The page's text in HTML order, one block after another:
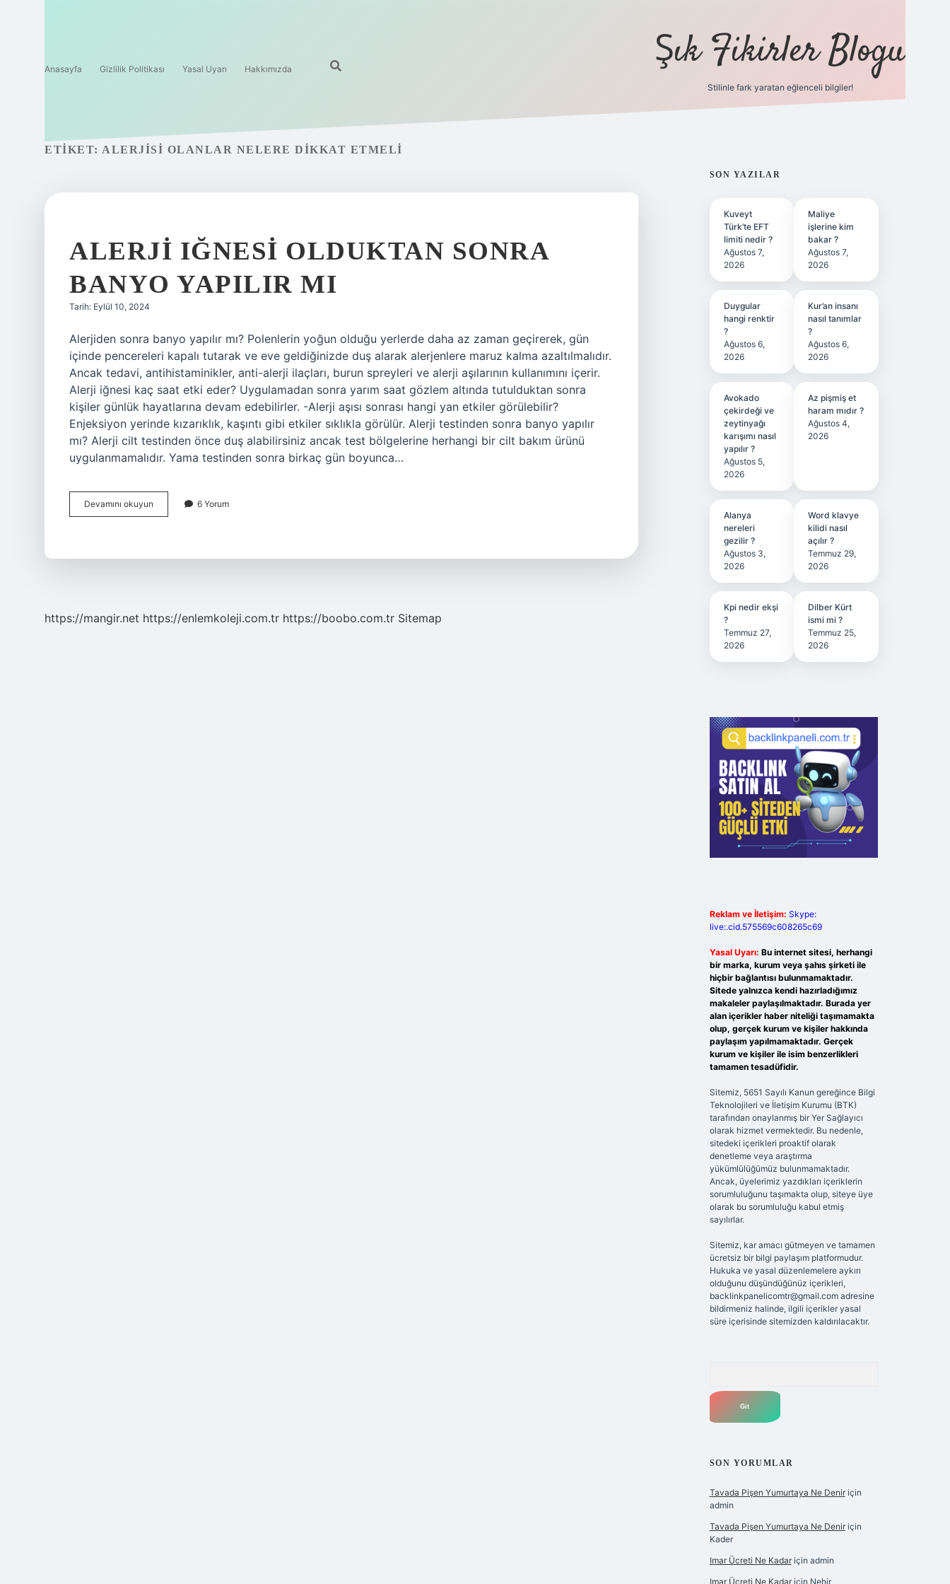
Anasayfa Gizlilik Politikası Yasal Uyarı Hakkımızda Şık Fikirler Blogu
Stilinle fark yaratan eğlenceli bilgiler!
ETIKET: ALERJISI OLANLAR NELERE DIKKAT ETMELI
ALERJI IĞNESI OLDUKTAN SONRA
BANYO YAPILIR MI
Tarih: Eylül 10, 2024
Alerjiden sonra banyo yapılır mı? Polenlerin yoğun olduğu yerlerde daha az zaman geçirerek, gün
içinde pencereleri kapalı tutarak ve eve geldiğinizde duş alarak alerjenlere maruz kalma azaltılmalıdır.
Ancak tedavi, antihistaminikler, anti-alerji ilaçları, burun spreyleri ve alerji aşılarının kullanımını içerir.
Alerji iğnesi kaç saat etki eder? Uygulamadan sonra yarım saat gözlem altında tutulduktan sonra
kişiler günlük hayatlarına devam edebilirler. -Alerji aşısı sonrası hangi yan etkiler görülebilir?
Enjeksiyon yerinde kızarıklık, kaşıntı gibi etkiler sıklıkla görülür. Alerji testinden sonra banyo yapılır
mı? Alerji cilt testinden önce duş alabilirsiniz ancak test bölgelerine herhangi bir cilt bakım ürünü
uygulanmamalıdır. Yama testinden sonra birkaç gün boyunca…
Devamını okuyun
Iğnesi
6 Yorum
https://mangir.net https://enlemkoleji.com.tr https://boobo.com.tr Sitemap
SIDEBAR
SON YAZILAR
Kuveyt
Türk’te EFT
limiti nedir ?
Ağustos 7,
2026
Maliye
işlerine kim
bakar ?
Ağustos 7,
2026
Duygular
hangi renktir
?
Ağustos 6,
2026
Kur’an insanı
nasıl tanımlar
?
Ağustos 6,
2026
Avokado
çekirdeği ve
zeytinyağı
karışımı nasıl
yapılır ?
Ağustos 5,
2026
Az pişmiş et
haram mıdır ?
Ağustos 4,
2026
Alanya
nereleri
gezilir ?
Ağustos 3,
2026
Word klavye
kilidi nasıl
açılır ?
Temmuz 29,
2026
Kpi nedir ekşi
?
Temmuz 27,
2026
Dilber Kürt
ismi mi ?
Temmuz 25,
2026
Reklam ve İletişim: Skype:
live:.cid.575569c608265c69
Yasal Uyarı: Bu internet sitesi, herhangi
bir marka, kurum veya şahıs şirketi ile
hiçbir bağlantısı bulunmamaktadır.
Sitede yalnızca kendi hazırladığımız
makaleler paylaşılmaktadır. Burada yer
alan içerikler haber niteliği taşımamakta
olup, gerçek kurum ve kişiler hakkında
paylaşım yapılmamaktadır. Gerçek
kurum ve kişiler ile isim benzerlikleri
tamamen tesadüfidir.
Sitemiz, 5651 Sayılı Kanun gereğince Bilgi
Teknolojileri ve İletişim Kurumu (BTK)
tarafından onaylanmış bir Yer Sağlayıcı
olarak hizmet vermektedir. Bu nedenle,
sitedeki içerikleri proaktif olarak
denetleme veya araştırma
yükümlülüğümüz bulunmamaktadır.
Ancak, üyelerimiz yazdıkları içeriklerin
sorumluluğunu taşımakta olup, siteye üye
olarak bu sorumluluğu kabul etmiş
sayılırlar.
Sitemiz, kar amacı gütmeyen ve tamamen
ücretsiz bir bilgi paylaşım platformudur.
Hukuka ve yasal düzenlemelere aykırı
olduğunu düşündüğünüz içerikleri,
backlinkpanelicomtr@gmail.comadresine
bildirmeniz halinde, ilgili içerikler yasal
süre içerisinde sitemizden kaldırılacaktır.
SON YORUMLAR
Tavada Pişen Yumurtaya Ne Deniriçin
admin
Tavada Pişen Yumurtaya Ne Deniriçin
Kader
Imar Ücreti Ne Kadariçin admin
Imar Ücreti Ne Kadariçin Nehir